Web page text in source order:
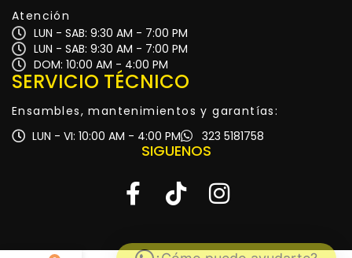
Atención
LUN - SAB: 9:30 AM - 7:00 PM
LUN - SAB: 9:30 AM - 7:00 PM
DOM: 10:00 AM - 4:00 PM
SERVICIO TÉCNICO
Ensambles, mantenimientos y garantías:
LUN - VI: 10:00 AM - 4:00 PM
323 5181758
SIGUENOS